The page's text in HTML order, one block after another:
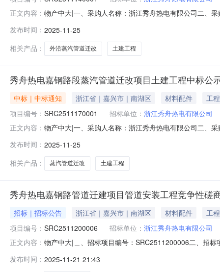
正文内容： 物产中大|一、采购人名称：浙江秀舟热电有限公司二、
采购代理机构名称：/联系人：/联系电话：/传真：/地址
镇凤
发布时间： 2025-11-25
相关产品：
外沿蒸汽管道迁改 土建工程
秀舟热电嘉钢路段蒸汽管道迁改项目土建工程中标公
中标｜中标通知 浙江省｜嘉兴市｜南湖区 材料配件
工程
项目编号： SRC2511170001 招标单位： 浙江秀舟热电有限公司
正文内容： 物产中大|一、采购人名称：浙江秀舟热电有限公司二、
传真：/地址：/2、采购人名称：浙江秀舟热电有限公司
发布时间： 2025-11-25
相关产品：
蒸汽管道迁改 土建工程
秀舟热电嘉钢路管道迁建项目管道安装工程竞争性磋
招标｜招标公告 浙江省｜嘉兴市｜南湖区 材料配件
工程
项目编号： SRC2511200006 招标单位： 浙江秀舟热电有限公司
正文内容： 物产中大|＿、招标项目编号：SRC2511200006二、招
料等（＿）递交投标文件截止时间：2025年11月28日13
发布时间： 2025-11-21 21:43